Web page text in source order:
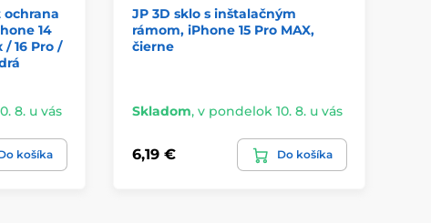
ochrana
14
/ 16 Pro /
8. u vás
košíka
JP 3D sklo s inštalačným
rámom, iPhone 15 Pro MAX,
čierne
Skladom, v pondelok 10. 8. u vás
6,19 € Do košíka